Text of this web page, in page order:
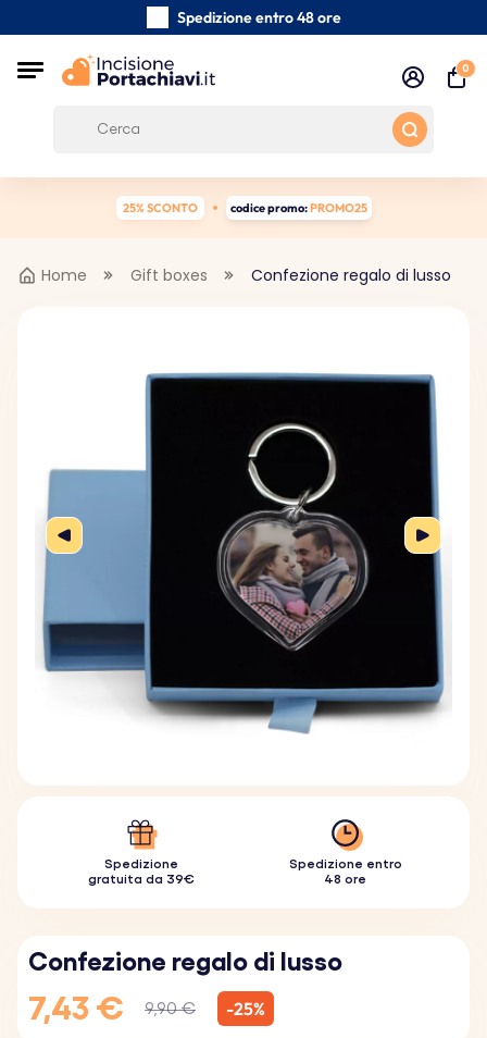
Spedizione entro 48 ore
Recensioni dei clienti:
0
25% SCONTO codice promo:PROMO25
Home Gift boxes Confezione regalo di lusso
Spedizione
gratuita da 39€
Spedizione entro
48 ore
Confezione regalo di lusso
7,43 € 9,90 € -25%